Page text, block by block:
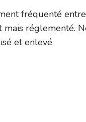
fréquenté
réglementé.
et enlevé.